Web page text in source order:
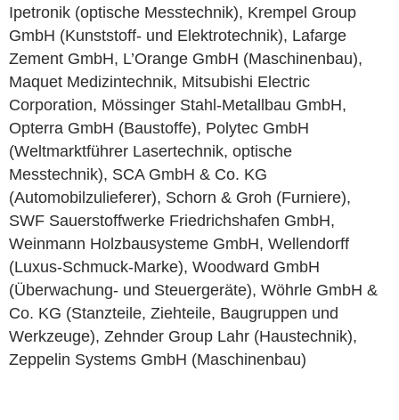
Ipetronik (optische Messtechnik), Krempel Group
GmbH (Kunststoff- und Elektrotechnik), Lafarge
Zement GmbH, L’Orange GmbH (Maschinenbau),
Maquet Medizintechnik, Mitsubishi Electric
Corporation, Mössinger Stahl-Metallbau GmbH,
Opterra GmbH (Baustoffe), Polytec GmbH
(Weltmarktführer Lasertechnik, optische
Messtechnik), SCA GmbH & Co. KG
(Automobilzulieferer), Schorn & Groh (Furniere),
SWF Sauerstoffwerke Friedrichshafen GmbH,
Weinmann Holzbausysteme GmbH, Wellendorff
(Luxus-Schmuck-Marke), Woodward GmbH
(Überwachung- und Steuergeräte), Wöhrle GmbH &
Co. KG (Stanzteile, Ziehteile, Baugruppen und
Werkzeuge), Zehnder Group Lahr (Haustechnik),
Zeppelin Systems GmbH (Maschinenbau)